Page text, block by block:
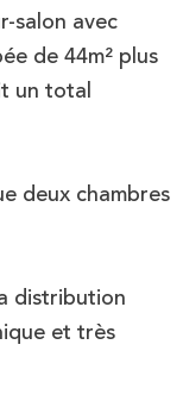
salon avec
de 44m² plus
un total
deux chambres
distribution
et très